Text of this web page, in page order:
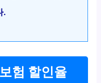
.
험 할인율